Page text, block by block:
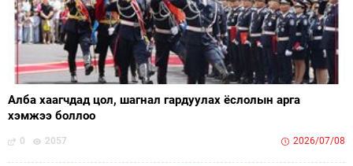
Алба хаагчдад цол, шагнал гардуулах ёслолын арга
хэмжээ боллоо
0 2057 2026/07/08